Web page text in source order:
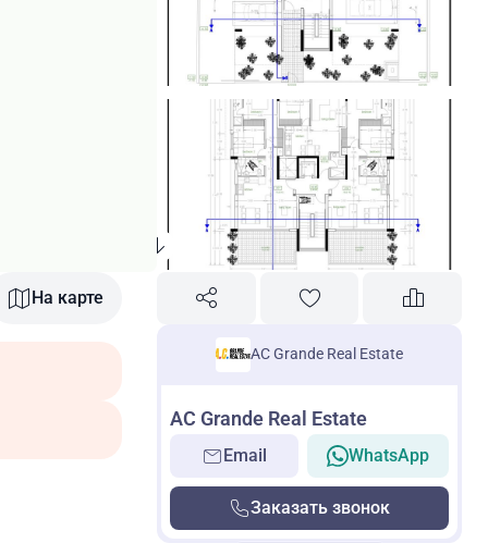
На карте
AC Grande Real Estate
AC Grande Real Estate
Email WhatsApp
Заказать звонок